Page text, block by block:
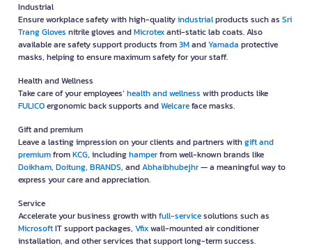
Industrial
Ensure workplace safety with high-qualityindustrialproducts such as Sri
Trang Gloves nitrile gloves andMicrotexanti-static lab coats. Also
available are safety support products from3MandYamada protective
masks, helping to ensure maximum safety for your staff.
Health and Wellness
Take care of your employees’health and wellness with products like
FULICOergonomic back supports andWelcareface masks.
Gift and premium
Leave a lasting impression on your clients and partners withgift and
premiumfromKCG, includinghamperfrom well-known brands like
Doikham, Doitung, BRANDS, andAbhaibhubejhr— a meaningful way to
express your care and appreciation.
Service
Accelerate your business growth withfull-servicesolutions such as
MicrosoftIT support packages, Vfixwall-mounted air conditioner
installation, and other services that support long-term success.